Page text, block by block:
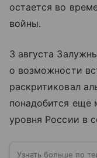
остается во
войны.
3 августа
о возможности
раскритиковал
понадобится еще
уровня России в
Узнать больше по